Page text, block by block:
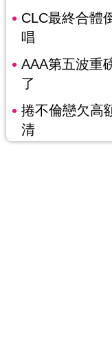
CLC最終合體
唱
AAA第五波重
了
捲不倫戀欠高
清